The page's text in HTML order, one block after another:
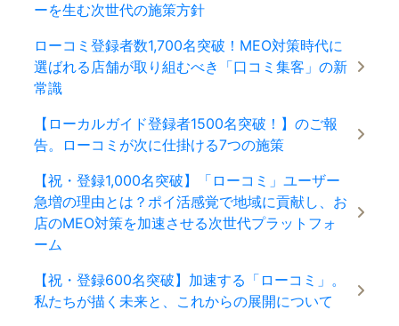
ーを生む次世代の施策方針
ローコミ登録者数1,700名突破！MEO対策時代に
選ばれる店舗が取り組むべき「口コミ集客」の新
常識
【ローカルガイド登録者1500名突破！】のご報
告。ローコミが次に仕掛ける7つの施策
【祝・登録1,000名突破】「ローコミ」ユーザー
急増の理由とは？ポイ活感覚で地域に貢献し、お
店のMEO対策を加速させる次世代プラットフォ
ーム
【祝・登録600名突破】加速する「ローコミ」。
私たちが描く未来と、これからの展開について